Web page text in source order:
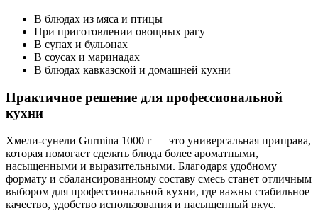
В блюдах из мяса и птицы
При приготовлении овощных рагу
В супах и бульонах
В соусах и маринадах
В блюдах кавказской и домашней кухни
Практичное решение для профессиональной
кухни
Хмели-сунели Gurmina 1000 г — это универсальная приправа,
которая помогает сделать блюда более ароматными,
насыщенными и выразительными. Благодаря удобному
формату и сбалансированному составу смесь станет отличным
выбором для профессиональной кухни, где важны стабильное
качество, удобство использования и насыщенный вкус.